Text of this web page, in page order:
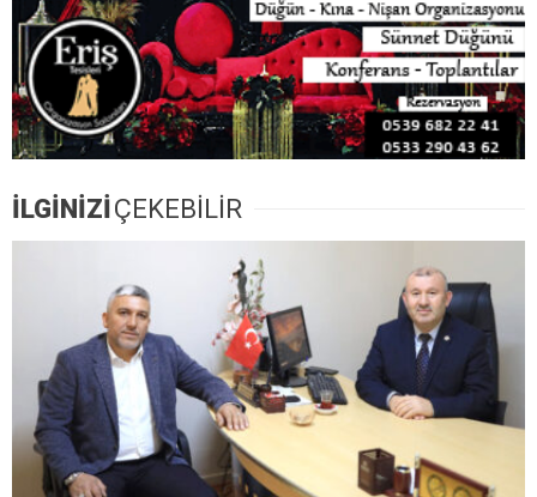
İLGİNİZİ ÇEKEBİLİR